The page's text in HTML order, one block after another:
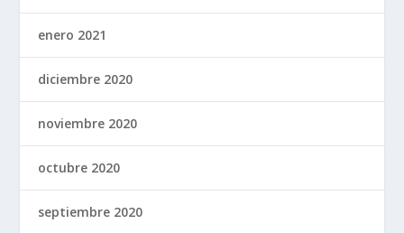
enero 2021
diciembre 2020
noviembre 2020
octubre 2020
septiembre 2020